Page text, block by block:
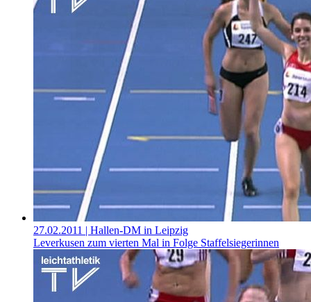
27.02.2011 | Hallen-DM in Leipzig
Leverkusen zum vierten Mal in Folge Staffelsiegerinnen